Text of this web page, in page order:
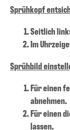
Sprühkopf
Seitlich
Im
Sprühbild
Für einen
abnehmen.
Für einen
lassen.